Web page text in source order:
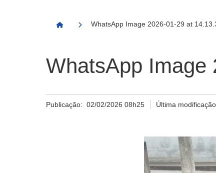
Página Inicial
WhatsApp Image 2026-01-29 at
WhatsApp Image
Publicação: 02/02/2026 08h25 Última